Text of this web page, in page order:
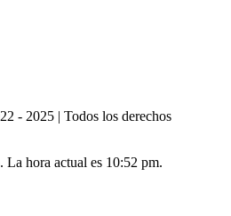
- 2025 | Todos los derechos
La hora actual es 10:52 pm.